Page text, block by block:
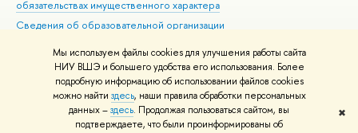
Мы используем файлы cookies для улучшения работы сайта
НИУ ВШЭ и большего удобства его использования. Более
подробную информацию об использовании файлов cookies
можно найти здесь, наши правила обработки персональных
данных –здесь. Продолжая пользоваться сайтом, вы
подтверждаете, что были проинформированы об
✖
обязательствах имущественного характера
Сведения об образовательной организации
Людям с ограниченными возможностями здоровья
Единая платежная страница
Работа в Вышке